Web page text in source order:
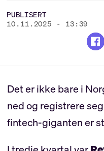
PUBLISERT
10.11.2025 - 13:39
Det er ikke bare i
ned og registrere
fintech-giganten er